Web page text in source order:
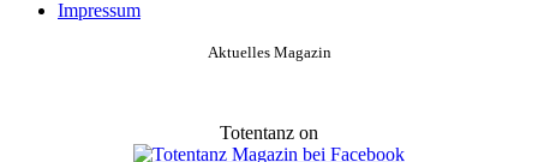
Impressum
Aktuelles Magazin
Totentanz on